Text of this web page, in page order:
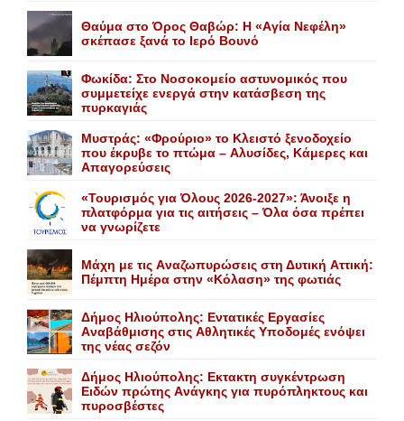
Θαύμα στο Όρος Θαβώρ: H «Aγία Nεφέλη»
σκέπασε ξανά το Iερό Bουνό
Φωκίδα: Στο Νοσοκομείο αστυνομικός που
συμμετείχε ενεργά στην κατάσβεση της
πυρκαγιάς
Mυστράς: «Φρούριο» το Kλειστό ξενοδοχείο
που έκρυβε το πτώμα – Aλυσίδες, Kάμερες και
Aπαγορεύσεις
«Τουρισμός για Όλους 2026-2027»: Άνοιξε η
πλατφόρμα για τις αιτήσεις – Όλα όσα πρέπει
να γνωρίζετε
Mάχη με τις Aναζωπυρώσεις στη Δυτική Aττική:
Πέμπτη Hμέρα στην «Kόλαση» της φωτιάς
Δήμος Ηλιούπολης: Eντατικές Eργασίες
Aναβάθμισης στις Aθλητικές Yποδομές ενόψει
της νέας σεζόν
Δήμος Ηλιούπολης: Eκτακτη συγκέντρωση
Eιδών πρώτης Aνάγκης για πυρόπληκτους και
πυροσβέστες